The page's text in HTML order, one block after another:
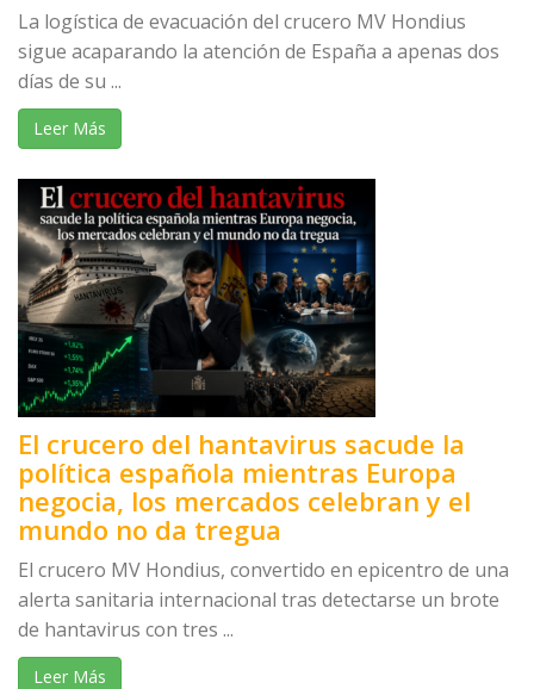
La logística de evacuación del crucero MV Hondius
sigue acaparando la atención de España a apenas dos
días de su ...
Leer Más
El crucero del hantavirus sacude la
política española mientras Europa
negocia, los mercados celebran y el
mundo no da tregua
El crucero MV Hondius, convertido en epicentro de una
alerta sanitaria internacional tras detectarse un brote
de hantavirus con tres ...
Leer Más